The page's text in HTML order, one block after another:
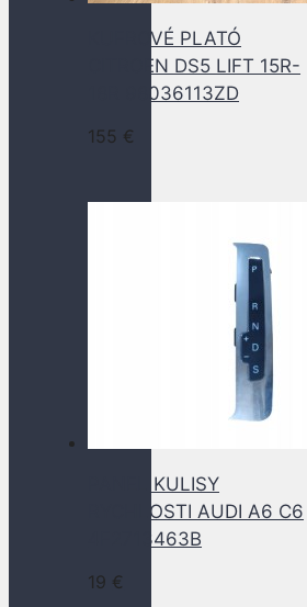
KUFROVÉ PLATÓ
CITROEN DS5 LIFT 15R-
18R 98036113ZD
155 €
PANEL KULISY
RYCHLOSTI AUDI A6 C6
4F2713463B
19 €